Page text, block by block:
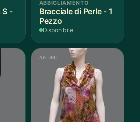
ABBIGLIAMENTO
Bracciale di Perle - 1
Pezzo
Disponibile
AD 001